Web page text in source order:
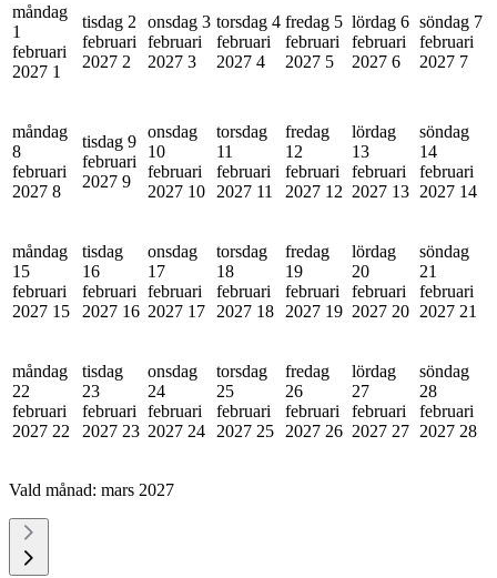
måndag
1
februari
2027 1
tisdag 2
februari
2027 2
onsdag 3
februari
2027 3
torsdag 4
februari
2027 4
fredag 5
februari
2027 5
lördag 6
februari
2027 6
söndag 7
februari
2027 7
måndag
8
februari
2027 8
tisdag 9
februari
2027 9
onsdag
10
februari
2027 10
torsdag
11
februari
2027 11
fredag
12
februari
2027 12
lördag
13
februari
2027 13
söndag
14
februari
2027 14
måndag
15
februari
2027 15
tisdag
16
februari
2027 16
onsdag
17
februari
2027 17
torsdag
18
februari
2027 18
fredag
19
februari
2027 19
lördag
20
februari
2027 20
söndag
21
februari
2027 21
måndag
22
februari
2027 22
tisdag
23
februari
2027 23
onsdag
24
februari
2027 24
torsdag
25
februari
2027 25
fredag
26
februari
2027 26
lördag
27
februari
2027 27
söndag
28
februari
2027 28
Vald månad: mars 2027